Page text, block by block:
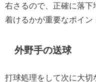
右さるので、正確に落下
着けるかが重要なポイン
外野手の送球
打球処理をして次に大切